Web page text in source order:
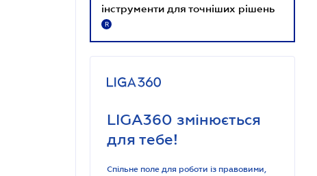
інструменти для точніших рішень
R
LIGA360 змінюється
для тебе!
Спільне поле для роботи із правовими,